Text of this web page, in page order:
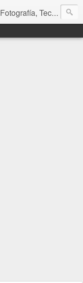
Fotografía, Tecnología, Cine y Videojuegos en un Blog Multitemática. El rinconcito del creador de FotoMuseo 3D y Left 4 SGC.